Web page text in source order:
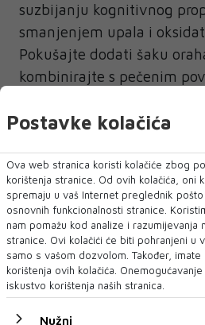
suzbijanju kognitivnog
smanjenjem upala i
Pokušajte dodati šaku
kombinirajte s pečenim
HRANA
NAJNOVIJE
Postavke kolačića
Ova web stranica koristi kolačiće zbog
korištenja stranice. Od ovih kolačića, oni
spremaju u vaš Internet preglednik
osnovnih funkcionalnosti stranice.
nam pomažu kod analize i razumijevanja
stranice. Ovi kolačići će biti pohranjeni u
samo s vašom dozvolom. Također,
korištenja ovih kolačića.
iskustvo korištenja naših stranica.
Nužni